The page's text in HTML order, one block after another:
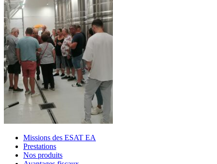
Missions des ESAT EA
Prestations
Nos produits